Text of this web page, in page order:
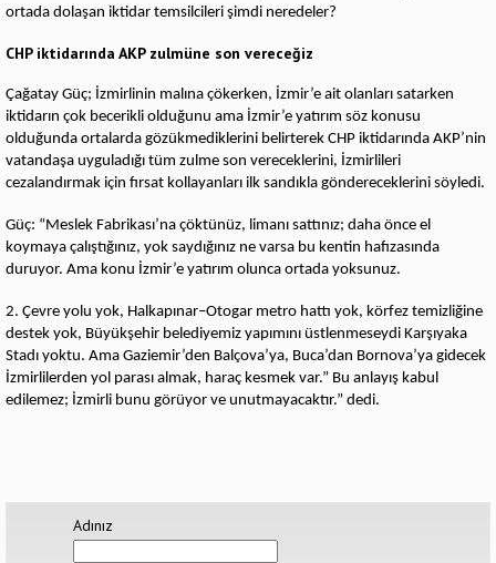
ortada dolaşan iktidar temsilcileri şimdi neredeler?
CHP iktidarında AKP zulmüne son vereceğiz
Çağatay Güç; İzmirlinin malına çökerken, İzmir’e ait olanları satarken
iktidarın çok becerikli olduğunu ama İzmir’e yatırım söz konusu
olduğunda ortalarda gözükmediklerini belirterek CHP iktidarında AKP’nin
vatandaşa uyguladığı tüm zulme son vereceklerini, İzmirlileri
cezalandırmak için fırsat kollayanları ilk sandıkla göndereceklerini söyledi.
Güç: “Meslek Fabrikası’na çöktünüz, limanı sattınız; daha önce el
koymaya çalıştığınız, yok saydığınız ne varsa bu kentin hafızasında
duruyor. Ama konu İzmir’e yatırım olunca ortada yoksunuz.
2. Çevre yolu yok, Halkapınar–Otogar metro hattı yok, körfez temizliğine
destek yok, Büyükşehir belediyemiz yapımını üstlenmeseydi Karşıyaka
Stadı yoktu. Ama Gaziemir’den Balçova’ya, Buca’dan Bornova’ya gidecek
İzmirlilerden yol parası almak, haraç kesmek var.” Bu anlayış kabul
edilemez; İzmirli bunu görüyor ve unutmayacaktır.” dedi.
Adınız